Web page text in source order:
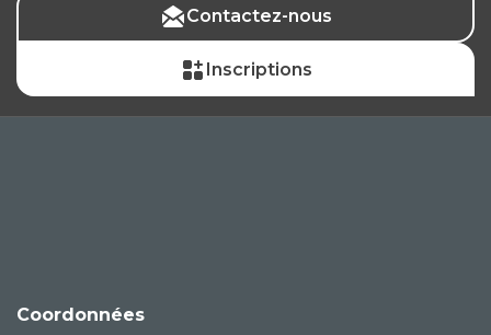
Contactez-nous
Inscriptions
Coordonnées